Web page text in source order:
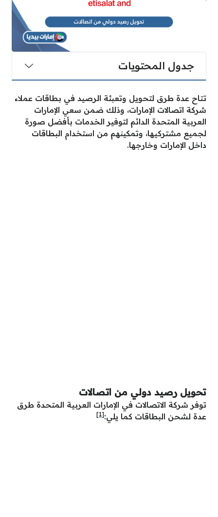
جدول المحتويات
تتاح عدة طرق لتحويل وتعبئة الرصيد في بطاقات عملاء
شركة اتصالات الإمارات، وذلك ضمن سعي الإمارات
العربية المتحدة الدائم لتوفير الخدمات بأفضل صورة
لجميع مشتركيها، وتمكينهم من استخدام البطاقات
داخل الإمارات وخارجها.
تحويل رصيد دولي من اتصالات
توفر شركة الاتصالات في الإمارات العربية المتحدة طرق
عدة لشحن البطاقات كما يلي:[1]